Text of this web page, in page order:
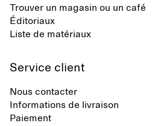
Trouver un magasin ou un café
Éditoriaux
Liste de matériaux
Service client
Nous contacter
Informations de livraison
Paiement